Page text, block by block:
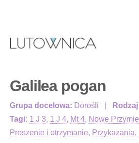
Galilea pogan
Grupa docelowa: Dorośli
Tagi: 1 J 3, 1 J 4, Mt 4, Nowe
Proszenie i otrzymanie, Przykazania,